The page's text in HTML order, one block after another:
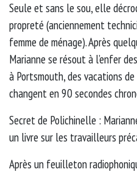
Seule et sans le sou, elle
propreté (anciennement
femme de ménage). Après
Marianne se résout à l’enfer
à Portsmouth, des vacations
changent en 90 secondes
Secret de Polichinelle :
un livre sur les travailleurs
Après un feuilleton